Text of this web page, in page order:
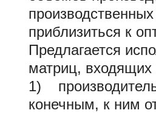
приблизиться к
Предлагается
матриц, входящих
1)
конечным, к ним